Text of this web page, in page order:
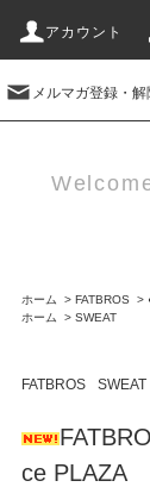
アカウント
メルマガ登録・解
ホーム > FATBROS >
ホーム
> SWEAT
FATBROS SWEAT
ce PLAZA